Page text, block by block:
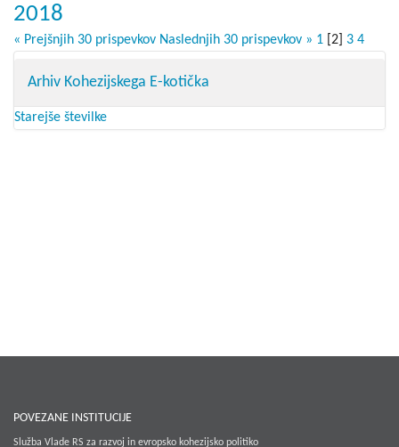
2018
« Prejšnjih 30 prispevkov Naslednjih 30 prispevkov » 1 2 3 4
Arhiv Kohezijskega E-kotička
Starejše številke
POVEZANE INSTITUCIJE
Služba Vlade RS za razvoj in evropsko kohezijsko politiko